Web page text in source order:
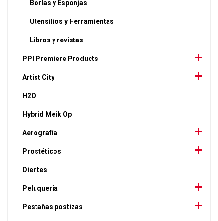
Borlas y Esponjas
Utensilios y Herramientas
Libros y revistas
PPI Premiere Products
Artist City
H2O
Hybrid Meik Op
Aerografía
Prostéticos
Dientes
Peluquería
Pestañas postizas